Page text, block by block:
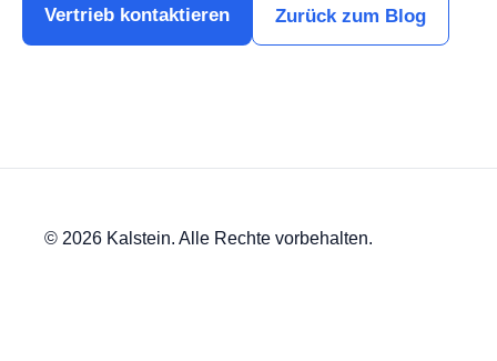
Vertrieb kontaktieren Zurück zum Blog
© 2026 Kalstein. Alle Rechte vorbehalten.